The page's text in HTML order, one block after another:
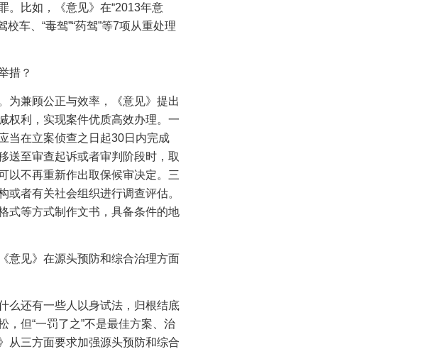
。比如，《意见》在“2013年意
车、“毒驾”“药驾”等7项从重处理
措？
为兼顾公正与效率，《意见》提出
权利，实现案件优质高效办理。一
当在立案侦查之日起30日内完成
送至审查起诉或者审判阶段时，取
以不再重新作出取保候审决定。三
者有关社会组织进行调查评估。
式等方式制作文书，具备条件的地
意见》在源头预防和综合治理方面
么还有一些人以身试法，归根结底
但“一罚了之”不是最佳方案、治
从三方面要求加强源头预防和综合